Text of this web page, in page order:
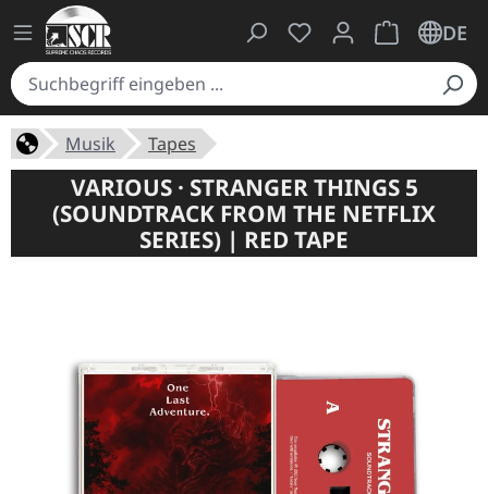
Du hast 0 Produkte
Warenkorb
DE
Musik Tapes
VARIOUS · STRANGER THINGS 5
(SOUNDTRACK FROM THE NETFLIX
SERIES) | RED TAPE